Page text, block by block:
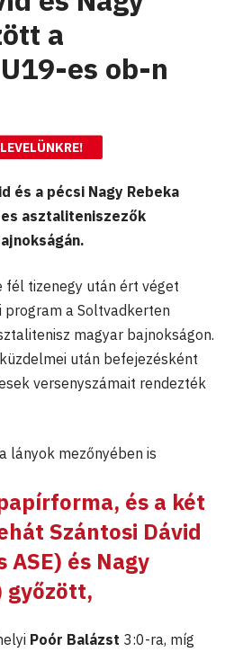
a
es ob-n
és a pécsi Nagy Rebeka
asztaliteniszezők
fél tizenegy után ért véget
program a Soltvadkerten
magyar bajnokságon.
után befejezésként
versenyszámait rendezték
lányok mezőnyében is
és a két
Szántosi Dávid
ASE) és Nagy
győzött,
Poór Balázst 3:0-ra, míg